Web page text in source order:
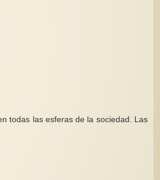
todas las esferas de la sociedad. Las